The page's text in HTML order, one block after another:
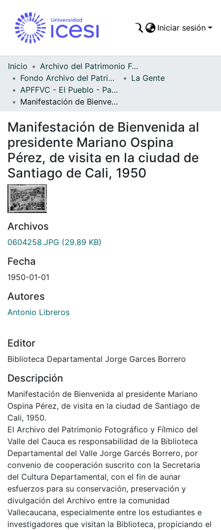
Todo DSpace
Estadísticas
Iniciar sesión
Inicio
Archivo del Patrimonio Fotográfico y Fílmico del Valle del Cauca
Fondo Archivo del Patrimonio Fotográfico y Fílmico del Valle del Cauca
La Gente
APFFVC - El Pueblo - Patrimonial
Manifestación de Bienvenida al presidente Mariano Ospina Pérez, de visita en la ciudad de Santiago de Cali, 1950
Manifestación de Bienvenida al
presidente Mariano Ospina
Pérez, de visita en la ciudad de
Santiago de Cali, 1950
Archivos
0604258.JPG (29.89 KB)
Fecha
1950-01-01
Autores
Antonio Libreros
Editor
Biblioteca Departamental Jorge Garces Borrero
Descripción
Manifestación de Bienvenida al presidente Mariano
Ospina Pérez, de visita en la ciudad de Santiago de
Cali, 1950.
El Archivo del Patrimonio Fotográfico y Fílmico del
Valle del Cauca es responsabilidad de la Biblioteca
Departamental del Valle Jorge Garcés Borrero, por
convenio de cooperación suscrito con la Secretaria
del Cultura Departamental, con el fin de aunar
esfuerzos para su conservación, preservación y
divulgación del Archivo entre la comunidad
Vallecaucana, especialmente entre los estudiantes e
investigadores que visitan la Biblioteca, propiciando el